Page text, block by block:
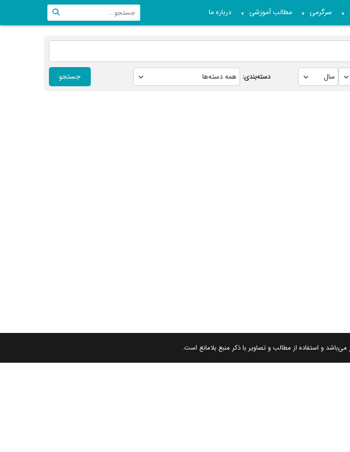
▼ سرگرمی ▼ مطالب آموزشی ▼ درباره ما
دسته‌بندی: جستجو
و استفاده از مطالب و تصاویر با ذکر منبع بلامانع است.